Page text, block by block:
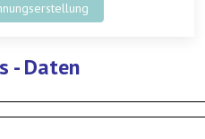
- Daten